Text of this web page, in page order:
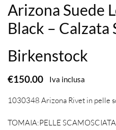
Arizona Suede
Black – Calzata
Birkenstock
€150.00 Iva inclusa
1030348 Arizona Rivet in pelle
TOMAIA:PELLE